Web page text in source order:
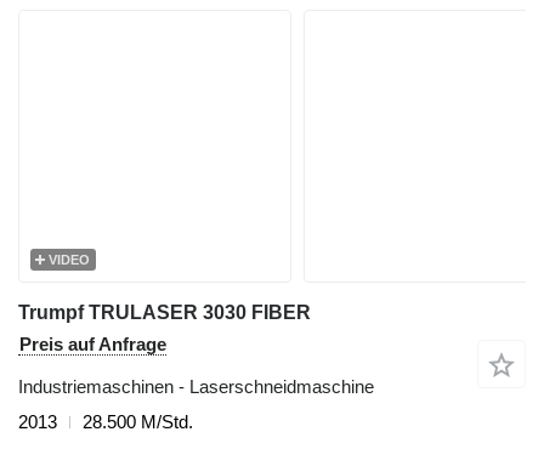
VIDEO
Trumpf TRULASER 3030 FIBER
Preis auf Anfrage
Industriemaschinen - Laserschneidmaschine
2013
28.500 M/Std.